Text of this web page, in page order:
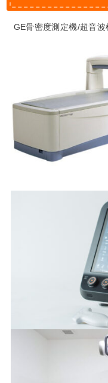
GE骨密度測定機/超音